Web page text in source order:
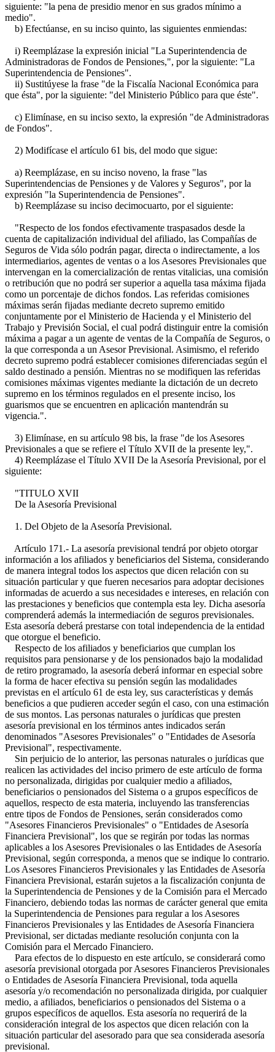
siguiente: "la pena de presidio menor en sus grados mínimo a
medio".
b) Efectúanse, en su inciso quinto, las siguientes enmiendas:
i) Reemplázase la expresión inicial "La Superintendencia de
Administradoras de Fondos de Pensiones,", por la siguiente: "La
Superintendencia de Pensiones".
ii) Sustitúyese la frase "de la Fiscalía Nacional Económica para
que ésta", por la siguiente: "del Ministerio Público para que éste".
c) Elimínase, en su inciso sexto, la expresión "de Administradoras
de Fondos".
2) Modifícase el artículo 61 bis, del modo que sigue:
a) Reemplázase, en su inciso noveno, la frase "las
Superintendencias de Pensiones y de Valores y Seguros", por la
expresión "la Superintendencia de Pensiones".
b) Reemplázase su inciso decimocuarto, por el siguiente:
"Respecto de los fondos efectivamente traspasados desde la
cuenta de capitalización individual del afiliado, las Compañías de
Seguros de Vida sólo podrán pagar, directa o indirectamente, a los
intermediarios, agentes de ventas o a los Asesores Previsionales que
intervengan en la comercialización de rentas vitalicias, una comisión
o retribución que no podrá ser superior a aquella tasa máxima fijada
como un porcentaje de dichos fondos. Las referidas comisiones
máximas serán fijadas mediante decreto supremo emitido
conjuntamente por el Ministerio de Hacienda y el Ministerio del
Trabajo y Previsión Social, el cual podrá distinguir entre la comisión
máxima a pagar a un agente de ventas de la Compañía de Seguros, o
la que corresponda a un Asesor Previsional. Asimismo, el referido
decreto supremo podrá establecer comisiones diferenciadas según el
saldo destinado a pensión. Mientras no se modifiquen las referidas
comisiones máximas vigentes mediante la dictación de un decreto
supremo en los términos regulados en el presente inciso, los
guarismos que se encuentren en aplicación mantendrán su
vigencia.".
3) Elimínase, en su artículo 98 bis, la frase "de los Asesores
Previsionales a que se refiere el Título XVII de la presente ley,".
4) Reemplázase el Título XVII De la Asesoría Previsional, por el
siguiente:
"TITULO XVII
De la Asesoría Previsional
1. Del Objeto de la Asesoría Previsional.
Artículo 171.- La asesoría previsional tendrá por objeto otorgar
información a los afiliados y beneficiarios del Sistema, considerando
de manera integral todos los aspectos que dicen relación con su
situación particular y que fueren necesarios para adoptar decisiones
informadas de acuerdo a sus necesidades e intereses, en relación con
las prestaciones y beneficios que contempla esta ley. Dicha asesoría
comprenderá además la intermediación de seguros previsionales.
Esta asesoría deberá prestarse con total independencia de la entidad
que otorgue el beneficio.
Respecto de los afiliados y beneficiarios que cumplan los
requisitos para pensionarse y de los pensionados bajo la modalidad
de retiro programado, la asesoría deberá informar en especial sobre
la forma de hacer efectiva su pensión según las modalidades
previstas en el artículo 61 de esta ley, sus características y demás
beneficios a que pudieren acceder según el caso, con una estimación
de sus montos. Las personas naturales o jurídicas que presten
asesoría previsional en los términos antes indicados serán
denominados "Asesores Previsionales" o "Entidades de Asesoría
Previsional", respectivamente.
Sin perjuicio de lo anterior, las personas naturales o jurídicas que
realicen las actividades del inciso primero de este artículo de forma
no personalizada, dirigidas por cualquier medio a afiliados,
beneficiarios o pensionados del Sistema o a grupos específicos de
aquellos, respecto de esta materia, incluyendo las transferencias
entre tipos de Fondos de Pensiones, serán considerados como
"Asesores Financieros Previsionales" o "Entidades de Asesoría
Financiera Previsional", los que se regirán por todas las normas
aplicables a los Asesores Previsionales o las Entidades de Asesoría
Previsional, según corresponda, a menos que se indique lo contrario.
Los Asesores Financieros Previsionales y las Entidades de Asesoría
Financiera Previsional, estarán sujetos a la fiscalización conjunta de
la Superintendencia de Pensiones y de la Comisión para el Mercado
Financiero, debiendo todas las normas de carácter general que emita
la Superintendencia de Pensiones para regular a los Asesores
Financieros Previsionales y las Entidades de Asesoría Financiera
Previsional, ser dictadas mediante resolución conjunta con la
Comisión para el Mercado Financiero.
Para efectos de lo dispuesto en este artículo, se considerará como
asesoría previsional otorgada por Asesores Financieros Previsionales
o Entidades de Asesoría Financiera Previsional, toda aquella
asesoría y/o recomendación no personalizada dirigida, por cualquier
medio, a afiliados, beneficiarios o pensionados del Sistema o a
grupos específicos de aquellos. Esta asesoría no requerirá de la
consideración integral de los aspectos que dicen relación con la
situación particular del asesorado para que sea considerada asesoría
previsional.